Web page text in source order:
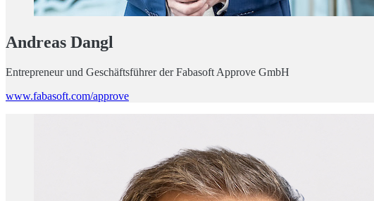
Andreas Dangl
Entrepreneur und Geschäftsführer der Fabasoft Approve GmbH
www.fabasoft.com/approve